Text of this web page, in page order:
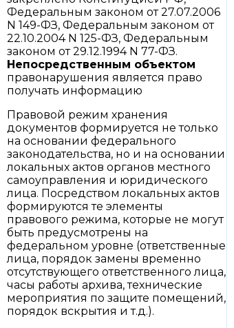
Федеральным законом от 27.07.2006
N 149-ФЗ, Федеральным законом от
22.10.2004 N 125-ФЗ, Федеральным
законом от 29.12.1994 N 77-ФЗ.
Непосредственным объектом
правонарушения является право
получать информацию
Правовой режим хранения
документов формируется не только
на основании федерального
законодательства, но и на основании
локальных актов органов местного
самоуправления и юридического
лица. Посредством локальных актов
формируются те элементы
правового режима, которые не могут
быть предусмотрены на
федеральном уровне (ответственные
лица, порядок замены временно
отсутствующего ответственного лица,
часы работы архива, технические
мероприятия по защите помещений,
порядок вскрытия и т.д.).